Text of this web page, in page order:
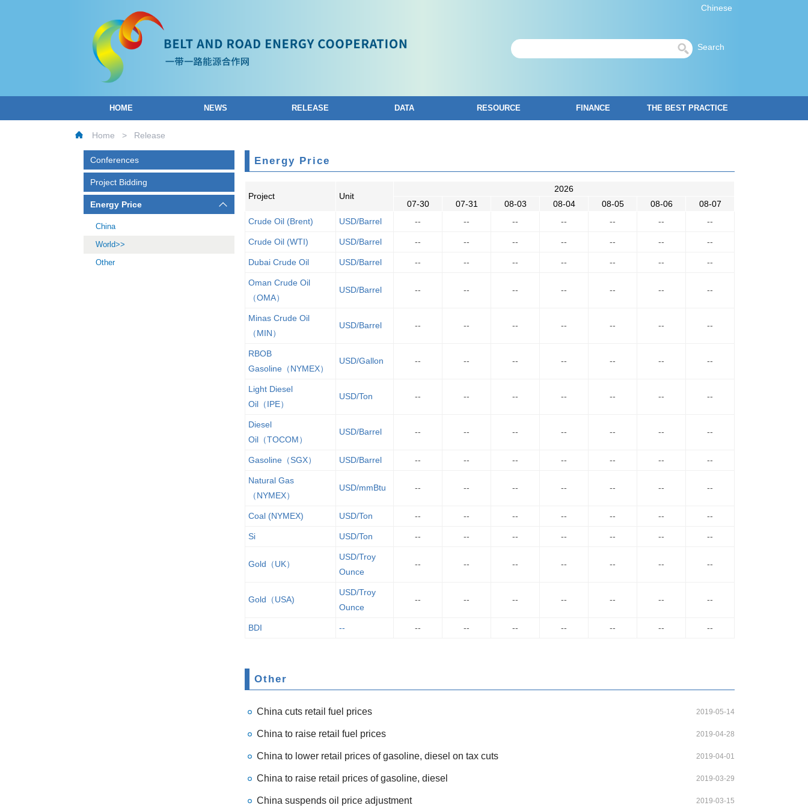
Chinese
Search
HOME NEWS RELEASE DATA RESOURCE FINANCE THE BEST PRACTICE
Home > Release
Conferences
Project Bidding
Energy Price
China
World
Other
Energy Price
Project Unit
2026
07-30
07-31 08-03 08-04 08-05 08-06
08-07
Crude Oil (Brent)
USD/Barrel -- -- -- -- -- -- --
Crude Oil (WTI) USD/Barrel -- -- -- -- -- -- --
Dubai Crude Oil USD/Barrel -- -- -- -- -- -- --
Oman Crude Oil
（OMA）
USD/Barrel -- -- -- -- -- -- --
Minas Crude Oil
（MIN）
USD/Barrel -- -- -- -- -- -- --
RBOB
Gasoline（NYMEX）
USD/Gallon -- -- -- -- -- -- --
Light Diesel
Oil（IPE）
USD/Ton -- -- -- -- -- -- --
Diesel
Oil（TOCOM）
USD/Barrel -- -- -- -- -- -- --
Gasoline（SGX） USD/Barrel -- -- -- -- -- -- --
Natural Gas
（NYMEX）
USD/mmBtu -- -- -- -- -- -- --
Coal (NYMEX) USD/Ton -- -- -- -- -- -- --
Si USD/Ton -- -- -- -- -- -- --
Gold（UK）
USD/Troy
Ounce
-- -- -- -- -- -- --
Gold（USA)
USD/Troy
Ounce
-- -- -- -- -- -- --
BDI -- -- -- -- -- -- -- --
Other
China cuts retail fuel prices 2019-05-14
China to raise retail fuel prices 2019-04-28
China to lower retail prices of gasoline, diesel on tax cuts 2019-04-01
China to raise retail prices of gasoline, diesel 2019-03-29
China suspends oil price adjustment 2019-03-15